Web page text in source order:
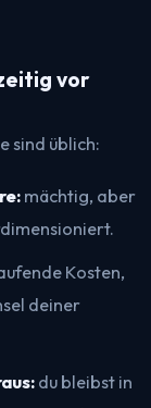
vor
sind üblich:
mächtig, aber
Kosten,
deiner
du bleibst in